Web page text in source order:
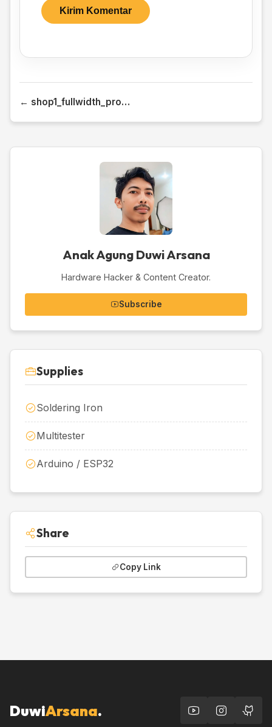
← shop1_fullwidth_product_playicon
Anak Agung Duwi Arsana
Hardware Hacker & Content Creator.
Subscribe
Supplies
Soldering Iron
Multitester
Arduino / ESP32
Share
Copy Link
DuwiArsana.